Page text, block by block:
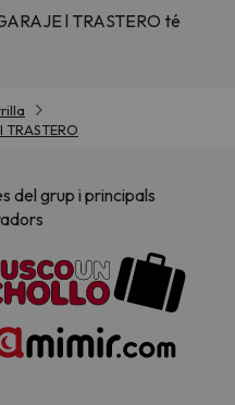
l TRASTERO té
TRASTERO
del grup i principals